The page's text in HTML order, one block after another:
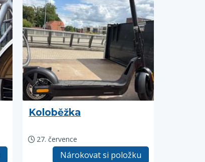
Koloběžka
27. července
Nárokovat si položku